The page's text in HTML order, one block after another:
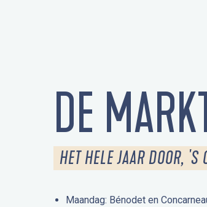
DE
HET HELE JAAR DOOR, 'S
Maandag: Bénodet en